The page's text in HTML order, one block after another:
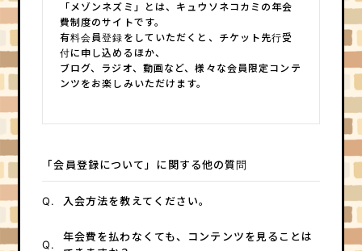
MOVIE
ネズミーチャンネル
PHOTO
配信
電波鼠 はみだしネズミ情熱系
コラム Q&A
実験室 なんでもポスト
HOME
「メゾンネズミ」とは、キュウソネコカミの年会
費制度のサイトです。
有料会員登録をしていただくと、チケット先行受
付に申し込めるほか、
ブログ、ラジオ、動画など、様々な会員限定コンテ
ンツをお楽しみいただけます。
「会員登録について」に関する他の質問
Q. 入会方法を教えてください。
Q.
年会費を払わなくても、コンテンツを見ることは